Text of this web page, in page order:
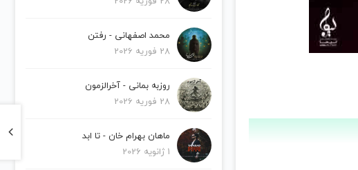
محمد اصفهانی - رفتن
28 فوریه 2026
روزبه بمانی - آخرالزمون
28 فوریه 2026
ماهان بهرام خان - تا ابد
1 ژانویه 2026